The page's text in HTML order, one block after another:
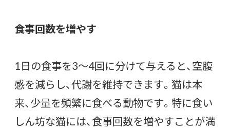
食事回数を増やす
1日の食事を3〜4回に分けて与えると、空腹
感を減らし、代謝を維持できます。猫は本
来、少量を頻繁に食べる動物です。特に食い
しん坊な猫には、食事回数を増やすことが満